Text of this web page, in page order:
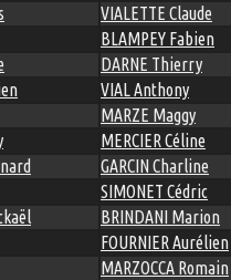
VIALETTE Claude
BLAMPEY Fabien
DARNE Thierry
VIAL Anthony
MARZE Maggy
MERCIER Céline
GARCIN Charline
SIMONET Cédric
BRINDANI Marion
FOURNIER Aurélien
MARZOCCA Romain